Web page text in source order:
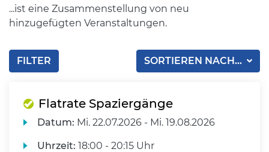
...ist eine Zusammenstellung von neu
hinzugefügten Veranstaltungen.
SORTIEREN NACH...
FILTER
Flatrate Spaziergänge
Datum: Mi. 22.07.2026 - Mi. 19.08.2026
Uhrzeit: 18:00 - 20:15 Uhr